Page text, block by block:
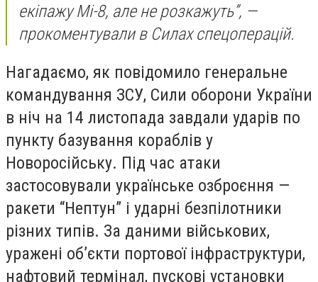
екіпажу Мі-8, але не розкажуть”, —
прокоментували в Силах спецоперацій.
Нагадаємо, як повідомило генеральне
командування ЗСУ, Сили оборони України
в ніч на 14 листопада завдали ударів по
пункту базування кораблів у
Новоросійську. Під час атаки
застосовували українське озброєння —
ракети “Нептун” і ударні безпілотники
різних типів. За даними військових,
уражені об’єкти портової інфраструктури,
нафтовий термінал, пускові установки